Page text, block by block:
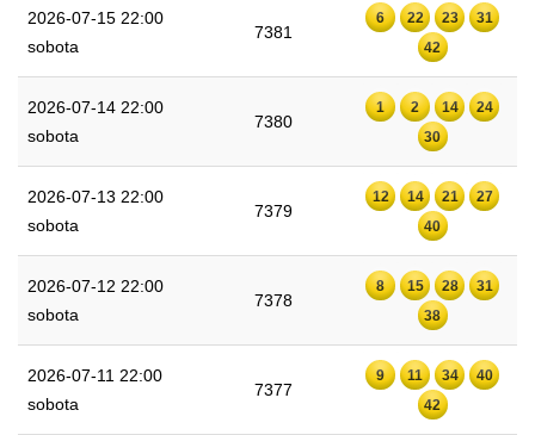
2026-07-15 22:00
sobota
7381
6 22 23
31
42
2026-07-14 22:00
sobota
7380
1 2 14
24
30
2026-07-13 22:00
sobota
7379
12 14 21
27
40
2026-07-12 22:00
sobota
7378
8 15 28
31
38
2026-07-11 22:00
sobota
7377
9 11 34
40
42